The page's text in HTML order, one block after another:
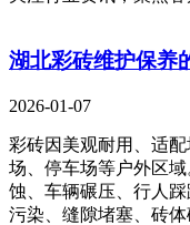
湖北彩砖维护保养
2026-01-07
彩砖因美观耐用、适
场、停车场等户外区
蚀、车辆碾压、行人
污染、缝隙堵塞、砖